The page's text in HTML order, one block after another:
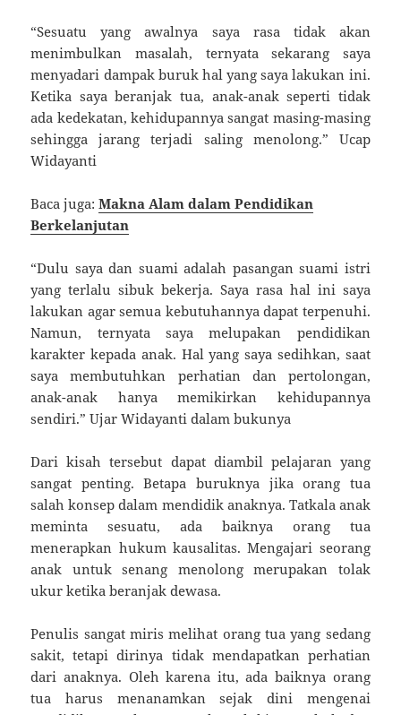
“Sesuatu yang awalnya saya rasa tidak akan
menimbulkan masalah, ternyata sekarang saya
menyadari dampak buruk hal yang saya lakukan ini.
Ketika saya beranjak tua, anak-anak seperti tidak
ada kedekatan, kehidupannya sangat masing-masing
sehingga jarang terjadi saling menolong.” Ucap
Widayanti
Baca juga:Makna Alam dalam Pendidikan
Berkelanjutan
“Dulu saya dan suami adalah pasangan suami istri
yang terlalu sibuk bekerja. Saya rasa hal ini saya
lakukan agar semua kebutuhannya dapat terpenuhi.
Namun, ternyata saya melupakan pendidikan
karakter kepada anak. Hal yang saya sedihkan, saat
saya membutuhkan perhatian dan pertolongan,
anak-anak hanya memikirkan kehidupannya
sendiri.” Ujar Widayanti dalam bukunya
Dari kisah tersebut dapat diambil pelajaran yang
sangat penting. Betapa buruknya jika orang tua
salah konsep dalam mendidik anaknya. Tatkala anak
meminta sesuatu, ada baiknya orang tua
menerapkan hukum kausalitas. Mengajari seorang
anak untuk senang menolong merupakan tolak
ukur ketika beranjak dewasa.
Penulis sangat miris melihat orang tua yang sedang
sakit, tetapi dirinya tidak mendapatkan perhatian
dari anaknya. Oleh karena itu, ada baiknya orang
tua harus menanamkan sejak dini mengenai